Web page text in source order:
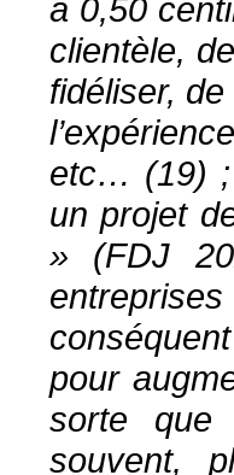
à 0,50
clientèle,
fidéliser,
etc… (19) ;
un projet
» (FDJ
pour
sorte que
souvent,